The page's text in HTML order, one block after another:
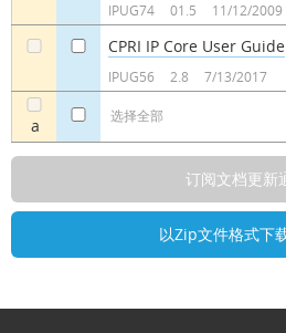
a 选择全部
IPUG74 01.5 11/12/2009
CPRI IP Core User Guide
IPUG56 2.8 7/13/2017